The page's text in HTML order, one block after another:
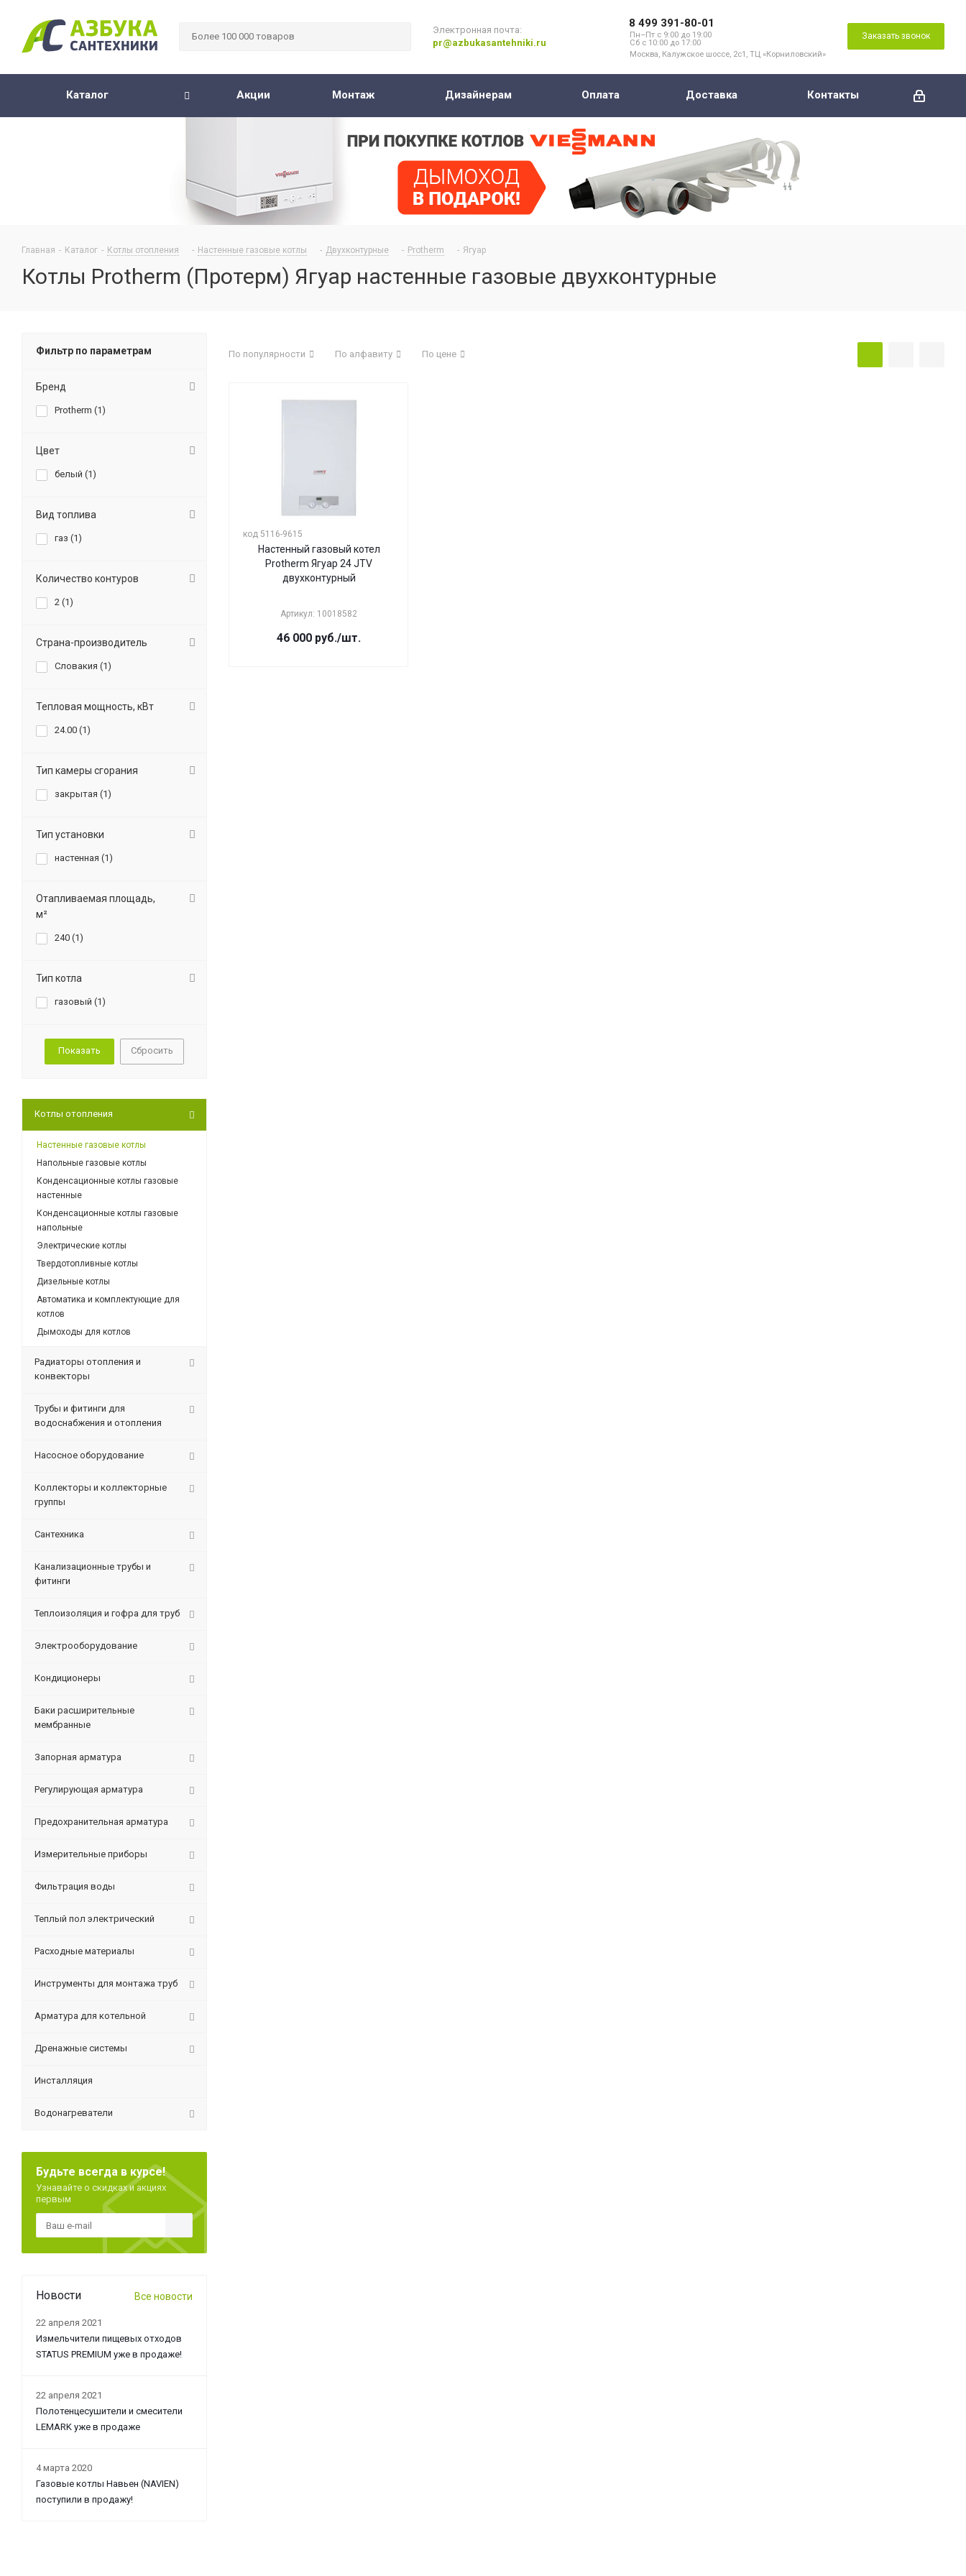
Электронная почта:
pr@azbukasantehniki.ru
8 499 391-80-01
Пн–Пт с 9:00 до 19:00
Сб с 10:00 до 17:00
Москва, Калужское шоссе, 2с1, ТЦ «Корниловский»
Заказать звонок
Каталог Акции Монтаж Дизайнерам Оплата Доставка Контакты
Главная - Каталог - Котлы отопления - Настенные газовые котлы - Двухконтурные - Protherm - Ягуар
Котлы Protherm (Протерм) Ягуар настенные газовые двухконтурные
По популярности По алфавиту По цене
код 5116-9615
Настенный газовый котел
Protherm Ягуар 24 JTV
двухконтурный
Артикул: 10018582
46 000 руб./шт.
Фильтр по параметрам
Бренд
Protherm (1)
Цвет
белый (1)
Вид топлива
газ (1)
Количество контуров
2 (1)
Страна-производитель
Словакия (1)
Тепловая мощность, кВт
24.00 (1)
Тип камеры сгорания
закрытая (1)
Тип установки
настенная (1)
Отапливаемая площадь,
м²
240 (1)
Тип котла
газовый (1)
Сбросить
Котлы отопления
Настенные газовые котлы
Напольные газовые котлы
Конденсационные котлы газовые
настенные
Конденсационные котлы газовые
напольные
Электрические котлы
Твердотопливные котлы
Дизельные котлы
Автоматика и комплектующие для
котлов
Дымоходы для котлов
Радиаторы отопления и
конвекторы
Трубы и фитинги для
водоснабжения и отопления
Насосное оборудование
Коллекторы и коллекторные
группы
Сантехника
Канализационные трубы и
фитинги
Теплоизоляция и гофра для труб
Электрооборудование
Кондиционеры
Баки расширительные
мембранные
Запорная арматура
Регулирующая арматура
Предохранительная арматура
Измерительные приборы
Фильтрация воды
Теплый пол электрический
Расходные материалы
Инструменты для монтажа труб
Арматура для котельной
Дренажные системы
Инсталляция
Водонагреватели
Будьте всегда в курсе!
Узнавайте о скидках и акциях
первым
Новости Все новости
22 апреля 2021
Измельчители пищевых отходов
STATUS PREMIUM уже в продаже!
22 апреля 2021
Полотенцесушители и смесители
LEMARK уже в продаже
4 марта 2020
Газовые котлы Навьен (NAVIEN)
поступили в продажу!